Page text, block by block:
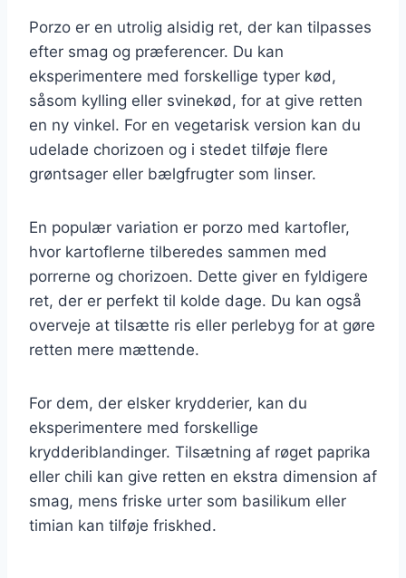
Porzo er en utrolig alsidig ret, der kan tilpasses
efter smag og præferencer. Du kan
eksperimentere med forskellige typer kød,
såsom kylling eller svinekød, for at give retten
en ny vinkel. For en vegetarisk version kan du
udelade chorizoen og i stedet tilføje flere
grøntsager eller bælgfrugter som linser.
En populær variation er porzo med kartofler,
hvor kartoflerne tilberedes sammen med
porrerne og chorizoen. Dette giver en fyldigere
ret, der er perfekt til kolde dage. Du kan også
overveje at tilsætte ris eller perlebyg for at gøre
retten mere mættende.
For dem, der elsker krydderier, kan du
eksperimentere med forskellige
krydderiblandinger. Tilsætning af røget paprika
eller chili kan give retten en ekstra dimension af
smag, mens friske urter som basilikum eller
timian kan tilføje friskhed.